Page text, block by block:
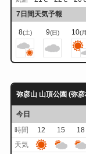
7日間天気予報
8(土) 9(日) 10(
弥彦山 山頂公園 (弥
今日
時間
12 15 18
天気